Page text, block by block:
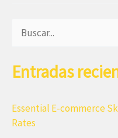
s
a
r
Entradas
Essential E-commerce
Rates